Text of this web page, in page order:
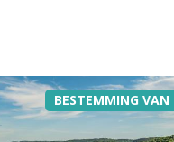
BESTEMMING